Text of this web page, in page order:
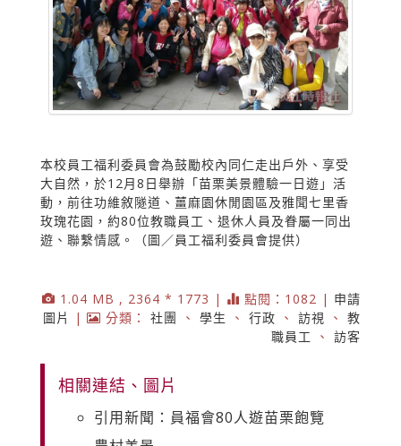
本校員工福利委員會為鼓勵校內同仁走出戶外、享受
大自然，於12月8日舉辦「苗栗美景體驗一日遊」活
動，前往功維敘隧道、薑麻園休閒園區及雅聞七里香
玫瑰花園，約80位教職員工、退休人員及眷屬一同出
遊、聯繫情感。（圖／員工福利委員會提供）
1.04 MB , 2364 * 1773 | 點閱：1082 | 申請
圖片
| 分類： 社團 、 學生 、 行政 、 訪視 、 教
職員工
、 訪客
相關連結、圖片
引用新聞：員福會80人遊苗栗飽覽